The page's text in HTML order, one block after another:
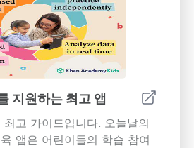
실행 가능한 전략에 대한 통
. 기술 통합 및 지역 사회 참여
학습자를 지원하는 교육 경험
모범 사례로 학교를 준비하십
문 공동체를 위해 오늘 학생 안
오!
지원하는 최고 앱
고 가이드입니다. 오늘날의
앱은 어린이들의 학습 참여